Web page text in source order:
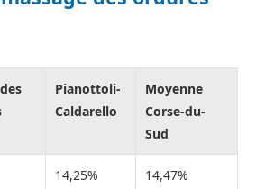
Pianottoli-
Caldarello
Moyenne
Corse-du-
Sud
14,25% 14,47%